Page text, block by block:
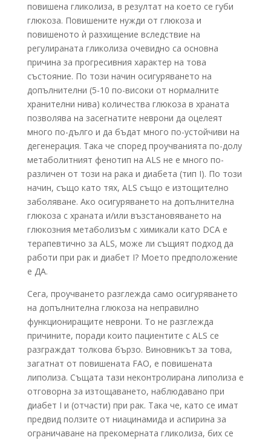
повишена гликолиза, в резултат на което се губи
глюкоза. Повишените нужди от глюкоза и
повишеното ѝ разхищение вследствие на
регулираната гликолиза очевидно са основна
причина за прогресивния характер на това
състояние. По този начин осигуряването на
допълнителни (5-10 по-високи от нормалните
хранителни нива) количества глюкоза в храната
позволява на засегнатите неврони да оцелеят
много по-дълго и да бъдат много по-устойчиви на
дегенерация. Така че според проучванията по-долу
метаболитният фенотип на ALS не е много по-
различен от този на рака и диабета (тип I). По този
начин, също като тях, ALS също е изтощително
заболяване. Ако осигуряването на допълнителна
глюкоза с храната и/или възстановяването на
глюкозния метаболизъм с химикали като DCA е
терапевтично за ALS, може ли същият подход да
работи при рак и диабет I? Моето предположение
е ДА.
Сега, проучването разглежда само осигуряването
на допълнителна глюкоза на неправилно
функциониращите неврони. То не разглежда
причините, поради които пациентите с ALS се
разграждат толкова бързо. Виновникът за това,
загатнат от повишената FAO, е повишената
липолиза. Същата тази неконтролирана липолиза е
отговорна за изтощаването, наблюдавано при
диабет I и (отчасти) при рак. Така че, като се имат
предвид ползите от ниацинамида и аспирина за
ограничаване на прекомерната гликолиза, бих се